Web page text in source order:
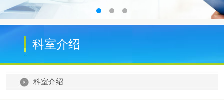
科室介绍
科室介绍